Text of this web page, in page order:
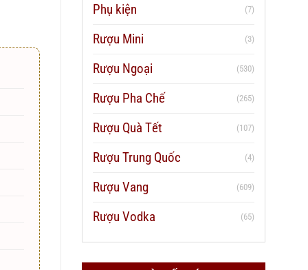
Phụ kiện (7)
Rượu Mini (3)
Rượu Ngoại (530)
Rượu Pha Chế (265)
Rượu Quà Tết (107)
Rượu Trung Quốc (4)
Rượu Vang (609)
Rượu Vodka (65)